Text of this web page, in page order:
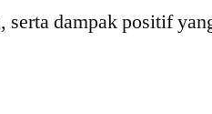
serta dampak positif